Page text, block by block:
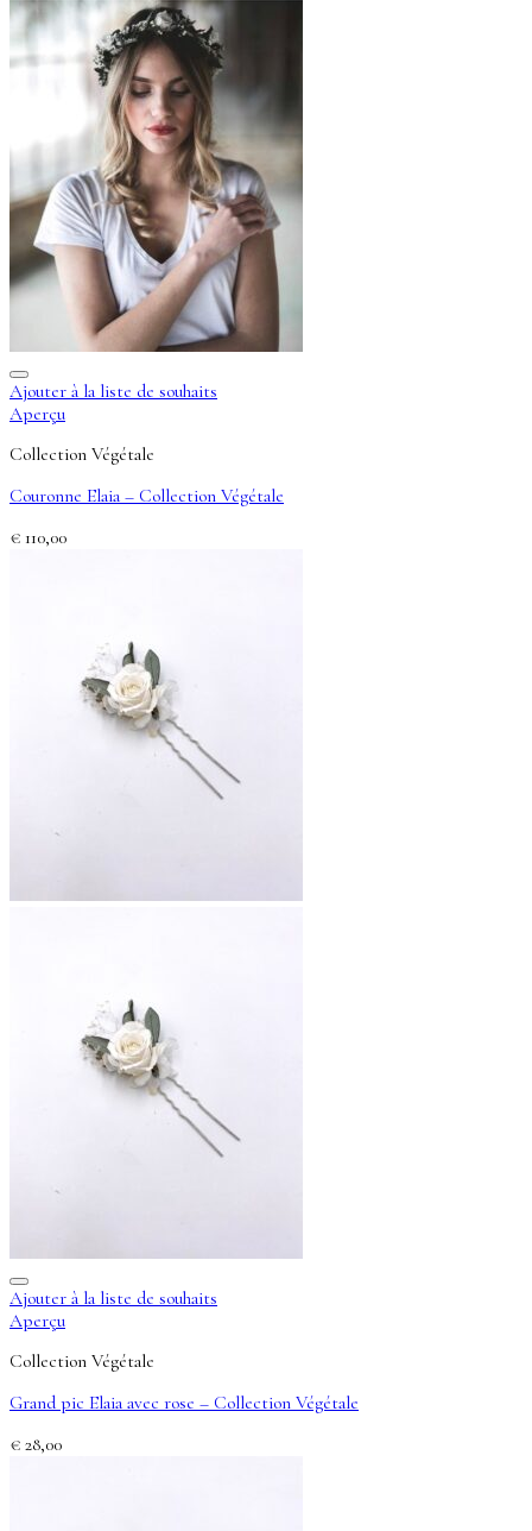
Ajouter à la liste de souhaits
Aperçu
Collection Végétale
Couronne Elaia – Collection Végétale
€ 110,00
Ajouter à la liste de souhaits
Aperçu
Collection Végétale
Grand pic Elaia avec rose – Collection Végétale
€ 28,00